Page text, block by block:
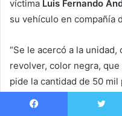
víctima Luis Fernando
su vehículo en compañía
“Se le acercó a la
revolver, color negra,
pide la cantidad de 50
trabajar”. Y que lo